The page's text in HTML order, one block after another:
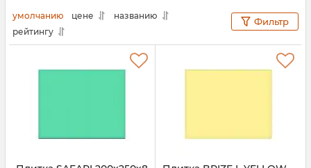
умолчанию цене
названию
рейтингу
Фильтр